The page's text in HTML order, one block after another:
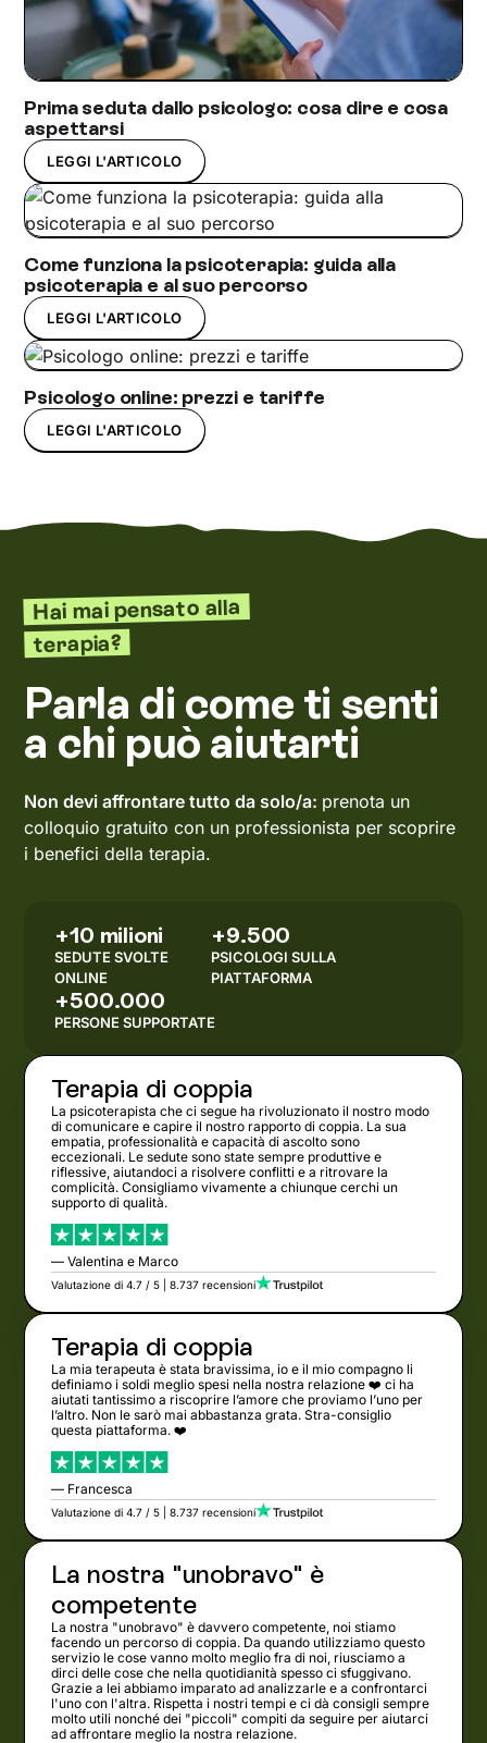
Prima seduta dallo psicologo: cosa dire e cosa
aspettarsi
LEGGI L'ARTICOLO
Come funziona la psicoterapia: guida alla
psicoterapia e al suo percorso
LEGGI L'ARTICOLO
Psicologo online: prezzi e tariffe
LEGGI L'ARTICOLO
Hai mai pensato alla
terapia?
Parla di come ti senti
a chi può aiutarti
Non devi affrontare tutto da solo/a: prenota un
colloquio gratuito con un professionista per scoprire
i benefici della terapia.
+10 milioni
SEDUTE SVOLTE
ONLINE
+9.500
PSICOLOGI SULLA
PIATTAFORMA
+500.000
PERSONE SUPPORTATE
Terapia di coppia
La psicoterapista che ci segue ha rivoluzionato il nostro modo
di comunicare e capire il nostro rapporto di coppia. La sua
empatia, professionalità e capacità di ascolto sono
eccezionali. Le sedute sono state sempre produttive e
riflessive, aiutandoci a risolvere conflitti e a ritrovare la
complicità. Consigliamo vivamente a chiunque cerchi un
supporto di qualità.
— Valentina e Marco
Valutazione di 4.7 / 5 | 8.737 recensioni
Terapia di coppia
La mia terapeuta è stata bravissima, io e il mio compagno li
definiamo i soldi meglio spesi nella nostra relazione ❤️ ci ha
aiutati tantissimo a riscoprire l’amore che proviamo l’uno per
l’altro. Non le sarò mai abbastanza grata. Stra-consiglio
questa piattaforma. ❤️
— Francesca
Valutazione di 4.7 / 5 | 8.737 recensioni
La nostra "unobravo" è
competente
La nostra "unobravo" è davvero competente, noi stiamo
facendo un percorso di coppia. Da quando utilizziamo questo
servizio le cose vanno molto meglio fra di noi, riusciamo a
dirci delle cose che nella quotidianità spesso ci sfuggivano.
Grazie a lei abbiamo imparato ad analizzarle e a confrontarci
l'uno con l'altra. Rispetta i nostri tempi e ci dà consigli sempre
molto utili nonché dei "piccoli" compiti da seguire per aiutarci
ad affrontare meglio la nostra relazione.